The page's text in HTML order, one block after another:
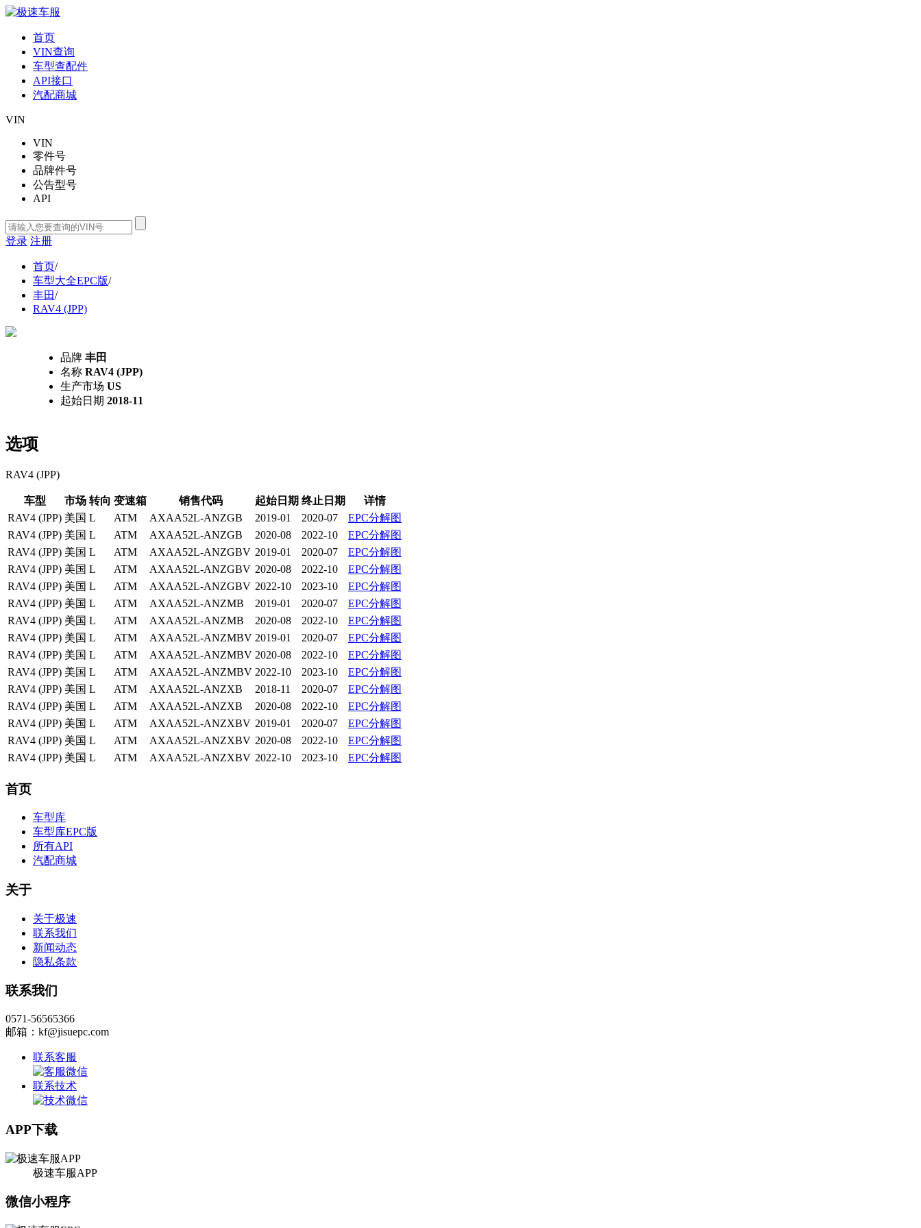
首页
VIN查询
车型查配件
API接口
汽配商城
VIN
VIN
零件号
品牌件号
公告型号
API
登录 注册
首页/
车型大全EPC版/
丰田/
RAV4 (JPP)
品牌 丰田
名称 RAV4 (JPP)
生产市场 US
起始日期 2018-11
选项
RAV4 (JPP)
车型 市场 转向 变速箱 销售代码 起始日期 终止日期
详情
RAV4 (JPP) 美国 L ATM AXAA52L-ANZGB 2019-01 2020-07
EPC分解图
RAV4 (JPP) 美国 L ATM AXAA52L-ANZGB 2020-08 2022-10
EPC分解图
RAV4 (JPP) 美国 L ATM AXAA52L-ANZGBV 2019-01 2020-07
EPC分解图
RAV4 (JPP) 美国 L ATM AXAA52L-ANZGBV 2020-08 2022-10
EPC分解图
RAV4 (JPP) 美国 L ATM AXAA52L-ANZGBV 2022-10 2023-10
EPC分解图
RAV4 (JPP) 美国 L ATM AXAA52L-ANZMB 2019-01 2020-07
EPC分解图
RAV4 (JPP) 美国 L ATM AXAA52L-ANZMB 2020-08 2022-10
EPC分解图
RAV4 (JPP) 美国 L ATM AXAA52L-ANZMBV 2019-01 2020-07
EPC分解图
RAV4 (JPP) 美国 L ATM AXAA52L-ANZMBV 2020-08 2022-10
EPC分解图
RAV4 (JPP) 美国 L ATM AXAA52L-ANZMBV 2022-10 2023-10
EPC分解图
RAV4 (JPP) 美国 L ATM AXAA52L-ANZXB 2018-11 2020-07
EPC分解图
RAV4 (JPP) 美国 L ATM AXAA52L-ANZXB 2020-08 2022-10
EPC分解图
RAV4 (JPP) 美国 L ATM AXAA52L-ANZXBV 2019-01 2020-07
EPC分解图
RAV4 (JPP) 美国 L ATM AXAA52L-ANZXBV 2020-08 2022-10
EPC分解图
RAV4 (JPP) 美国 L ATM AXAA52L-ANZXBV 2022-10 2023-10 EPC分解图
首页
车型库
车型库EPC版
所有API
汽配商城
关于
关于极速
联系我们
新闻动态
隐私条款
联系我们
0571-56565366
邮箱：kf@jisuepc.com
联系客服
联系技术
APP下载
极速车服APP
微信小程序